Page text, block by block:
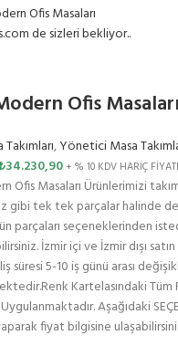
Ofis Masaları
,Yönetici Masa
34.230,90 + % 10 KDV HARİÇ
Ofis Masaları Ürünlerimizi
gibi tek tek parçalar halinde de
parçaları seçeneklerinden
İzmir içi ve İzmir dışı satın
süresi 5-10 iş günü arası
Kartelasındaki Tüm
Aşağıdaki
fiyat bilgisine